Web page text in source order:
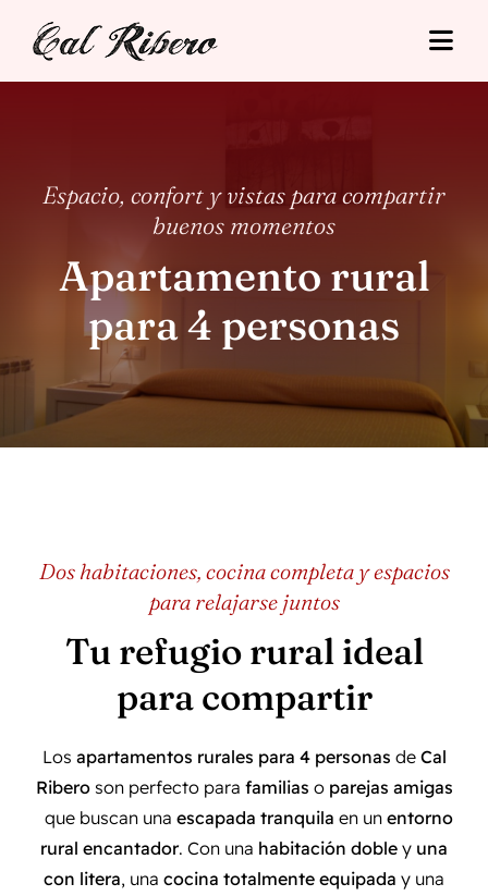
Tarifas
Situació
Contacto
Espacio, confort y vistas para compartir
buenos momentos
Apartamento rural
para 4 personas
Dos habitaciones, cocina completa y espacios
para relajarse juntos
Tu refugio rural ideal
para compartir
Los apartamentos rurales para 4 personas de Cal
Riberoson perfecto para familias o parejas amigas
que buscan una escapada tranquila en un entorno
rural encantador. Con una habitación doble y una
con litera, una cocina totalmente equipada y una